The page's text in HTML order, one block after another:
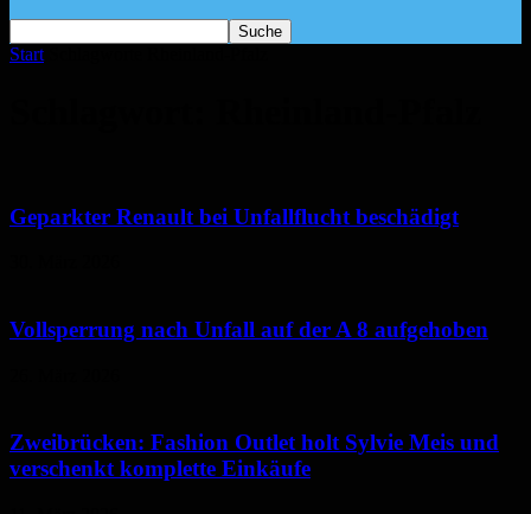
Start
Geparkter Renault bei Unfallflucht beschädigt
Vollsperrung nach Unfall auf der A 8 aufgehoben
Zweibrücken: Fashion Outlet holt Sylvie Meis und
verschenkt komplette Einkäufe